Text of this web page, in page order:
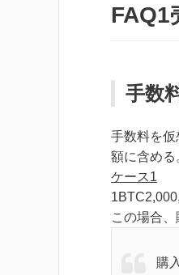
FAQ1
手数
手数料を
額に含める
ケース1
この場合
購